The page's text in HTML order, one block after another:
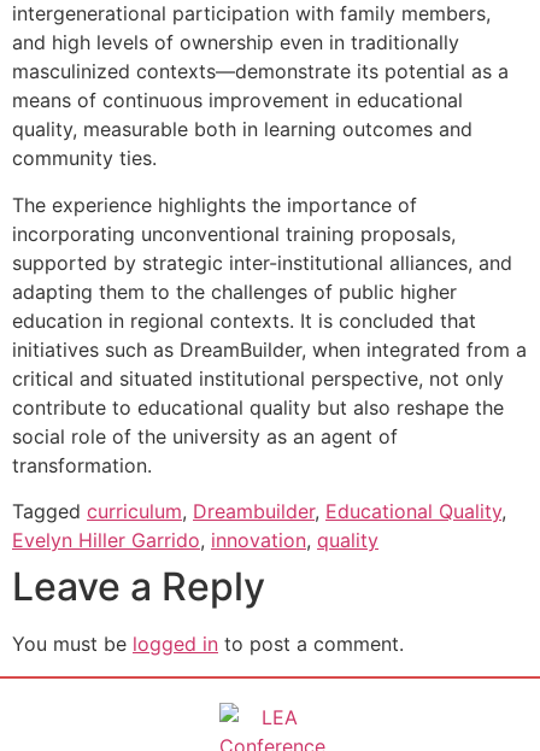
intergenerational participation with family members,
and high levels of ownership even in traditionally
masculinized contexts—demonstrate its potential as a
means of continuous improvement in educational
quality, measurable both in learning outcomes and
community ties.
The experience highlights the importance of
incorporating unconventional training proposals,
supported by strategic inter-institutional alliances, and
adapting them to the challenges of public higher
education in regional contexts. It is concluded that
initiatives such as DreamBuilder, when integrated from a
critical and situated institutional perspective, not only
contribute to educational quality but also reshape the
social role of the university as an agent of
transformation.
Tagged curriculum, Dreambuilder, Educational Quality,
Evelyn Hiller Garrido, innovation, quality
Leave a Reply
You must be logged in to post a comment.